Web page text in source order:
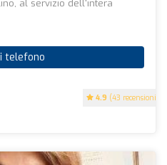
4.9 (43 recensioni)
al servizio dell'intera
telefono